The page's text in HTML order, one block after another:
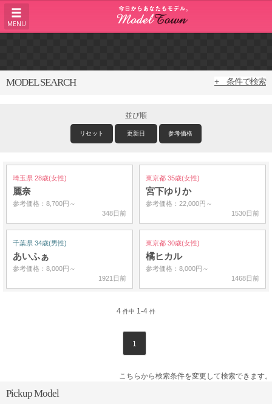
MENU
MODEL SEARCH + 条件で検索
並び順
リセット 更新日 参考価格
埼玉県 28歳(女性)
麗奈
参考価格：8,700円～
348日前
東京都 35歳(女性)
宮下ゆりか
参考価格：22,000円～
1530日前
千葉県 34歳(男性)
あいふぁ
参考価格：8,000円～
1921日前
東京都 30歳(女性)
橘ヒカル
参考価格：8,000円～
1468日前
4 件中 1-4 件
1
こちらから検索条件を変更して検索できます。
Pickup Model